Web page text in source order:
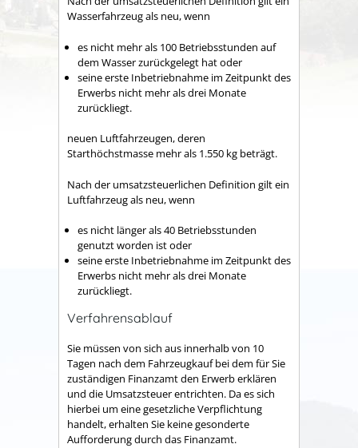
Wasserfahrzeug als neu, wenn
es nicht mehr als 100 Betriebsstunden auf
dem Wasser zurückgelegt hat oder
seine erste Inbetriebnahme im Zeitpunkt des
Erwerbs nicht mehr als drei Monate
zurückliegt.
neuen Luftfahrzeugen, deren
Starthöchstmasse mehr als 1.550 kg beträgt.
Nach der umsatzsteuerlichen Definition gilt ein
Luftfahrzeug als neu, wenn
es nicht länger als 40 Betriebsstunden
genutzt worden ist oder
seine erste Inbetriebnahme im Zeitpunkt des
Erwerbs nicht mehr als drei Monate
zurückliegt.
Verfahrensablauf
Sie müssen von sich aus innerhalb von 10
Tagen nach dem Fahrzeugkauf bei dem für Sie
zuständigen Finanzamt den Erwerb erklären
und die Umsatzsteuer entrichten. Da es sich
hierbei um eine gesetzliche Verpflichtung
handelt, erhalten Sie keine gesonderte
Aufforderung durch das Finanzamt.